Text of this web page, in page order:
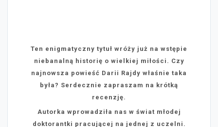
Ten enigmatyczny tytuł wróży już na wstępie
niebanalną historię o wielkiej miłości. Czy
najnowsza powieść Darii Rajdy właśnie taka
była? Serdecznie zapraszam na krótką
recenzję.
Autorka wprowadziła nas w świat młodej
doktorantki pracującej na jednej z uczelni.